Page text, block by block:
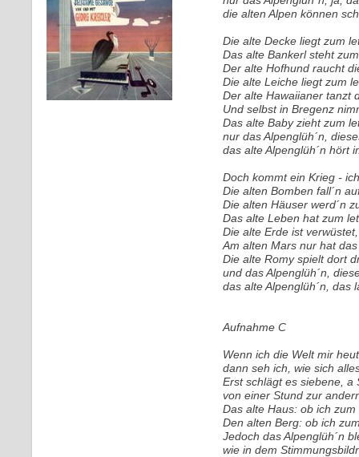
die alten Alpen können
Die alte Decke liegt zum
Das alte Bankerl steht
Der alte Hofhund raucht
Die alte Leiche liegt zum
Der alte Hawaiianer tanzt
Und selbst in Bregenz
Das alte Baby zieht zum
nur das Alpenglüh´n,
das alte Alpenglüh´n hört
Doch kommt ein Krieg -
Die alten Bomben fall´n
Die alten Häuser werd´n
Das alte Leben hat zum
Die alte Erde ist
Am alten Mars nur hat
Die alte Romy spielt dort
und das Alpenglüh´n,
das alte Alpenglüh´n, das
Aufnahme C
Wenn ich die Welt mir
dann seh ich, wie sich
Erst schlägt es siebene, a
von einer Stund zur
Das alte Haus: ob ich
Den alten Berg: ob ich
Jedoch das Alpenglüh´n
wie in dem